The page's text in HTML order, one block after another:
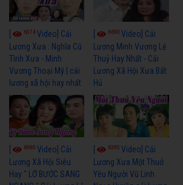
6074Video] Cải
Lương Xưa : Nghĩa Cũ
Tình Xưa - Minh
Vương Thoại Mỹ | cải
lương xã hội hay nhất
6690Video] Cải
Lương Minh Vương Lệ
Thuỷ Hay Nhất - Cải
Lương Xã Hội Xưa Bất
Hủ
6980 Video] Cải
Lương Xã Hội Siêu
Hay " LỠ BƯỚC SANG
6395Video] Cải
Lương Xưa Một Thuở
Yêu Người Vũ Linh